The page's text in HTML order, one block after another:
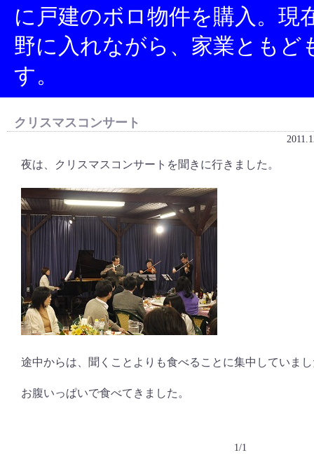
に戸建のボロ物件を購入。現
野に入れながら、家業とも
す。
クリスマスコンサート
夜は、クリスマスコンサートを聞きに行きました。
途中からは、聞くことよりも食べることに集中していま
お腹いっぱいで食べてきました。
1/1